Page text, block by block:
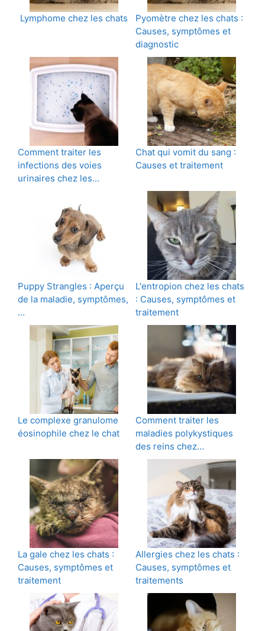
Lymphome chez les chats
Pyomètre chez les chats :
Causes, symptômes et
diagnostic
Comment traiter les
infections des voies
urinaires chez les…
Chat qui vomit du sang :
Causes et traitement
Puppy Strangles : Aperçu
de la maladie, symptômes,
…
L'entropion chez les chats
: Causes, symptômes et
traitement
Le complexe granulome
éosinophile chez le chat
Comment traiter les
maladies polykystiques
des reins chez…
La gale chez les chats :
Causes, symptômes et
traitement
Allergies chez les chats :
Causes, symptômes et
traitements